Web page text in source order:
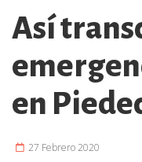
Así
en
27 Febrero 2020